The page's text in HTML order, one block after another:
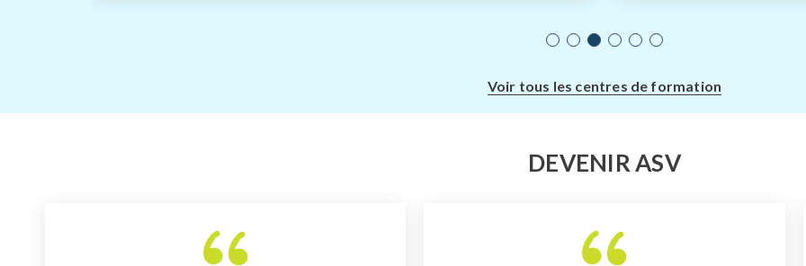
Voir tous les centres de formation
DEVENIR ASV